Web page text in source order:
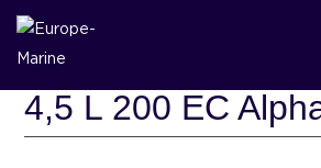
VIPER V 243
4,5 L 200 EC